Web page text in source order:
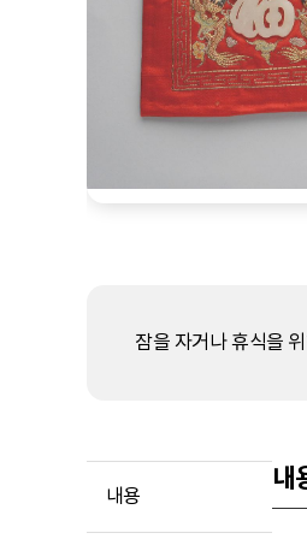
잠을 자거나 휴식을
내용
내